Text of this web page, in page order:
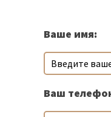
Ваше имя:
Ваш